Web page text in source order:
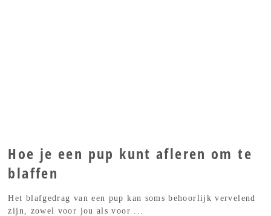
Hoe je een pup kunt afleren om te
blaffen
Het blafgedrag van een pup kan soms behoorlijk vervelend
zijn, zowel voor jou als voor ...